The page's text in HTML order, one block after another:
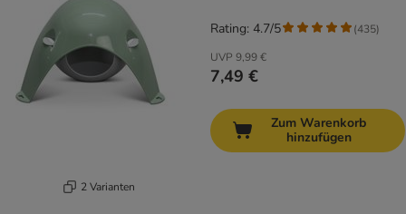
2 Varianten
UVP 9,99 €
7,49 €
Rating: 4.7/5 (435)
Zum Warenkorb
hinzufügen